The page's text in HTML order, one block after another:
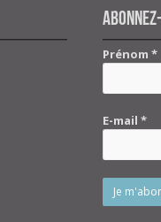
Prénom*
E-mail*